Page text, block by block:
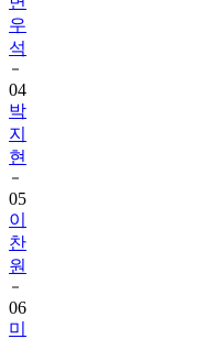
우
석
04
박
지
현
05
이
찬
원
06
미